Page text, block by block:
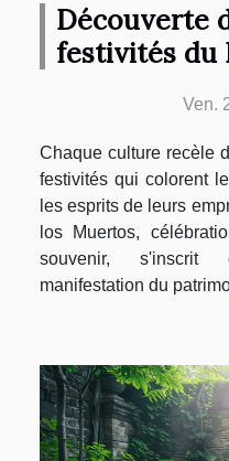
Découverte
festivités du
Ven.
Chaque culture recèle
festivités qui colorent
les esprits de leurs
los Muertos,
souvenir, s'inscrit
manifestation du